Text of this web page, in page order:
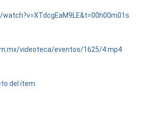
videoteca/eventos/1625/4.mp4
del ítem